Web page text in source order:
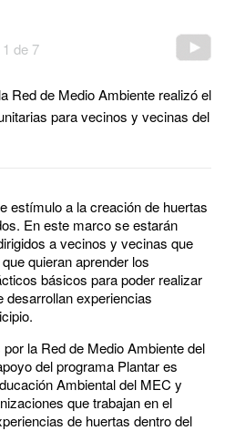
1 de 7
Red de Medio Ambiente realizó el
para vecinos y vecinas del
estímulo a la creación de huertas
En este marco se estarán
a vecinos y vecinas que
quieran aprender los
básicos para poder realizar
desarrollan experiencias
la Red de Medio Ambiente del
del programa Plantar es
Ambiental del MEC y
que trabajan en el
de huertas dentro del